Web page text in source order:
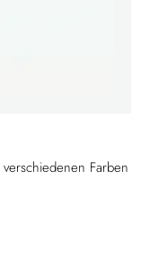
Farben